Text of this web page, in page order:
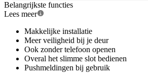
Belangrijkste functies
Lees meer
Makkelijke installatie
Meer veiligheid bij je deur
Ook zonder telefoon openen
Overal het slimme slot bedienen
Pushmeldingen bij gebruik